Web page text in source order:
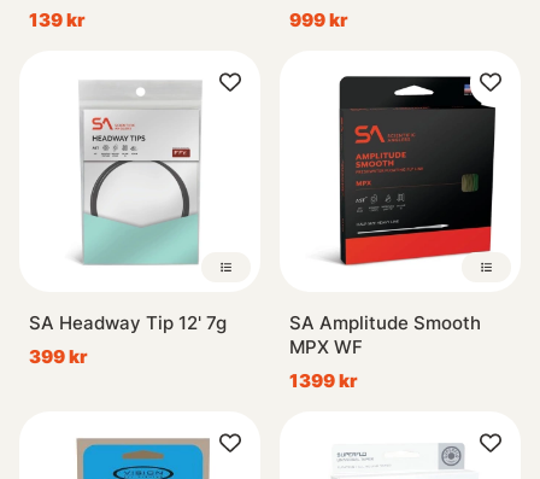
139 kr
999 kr
SA Headway Tip 12' 7g
399 kr
SA Amplitude Smooth
MPX WF
1399 kr